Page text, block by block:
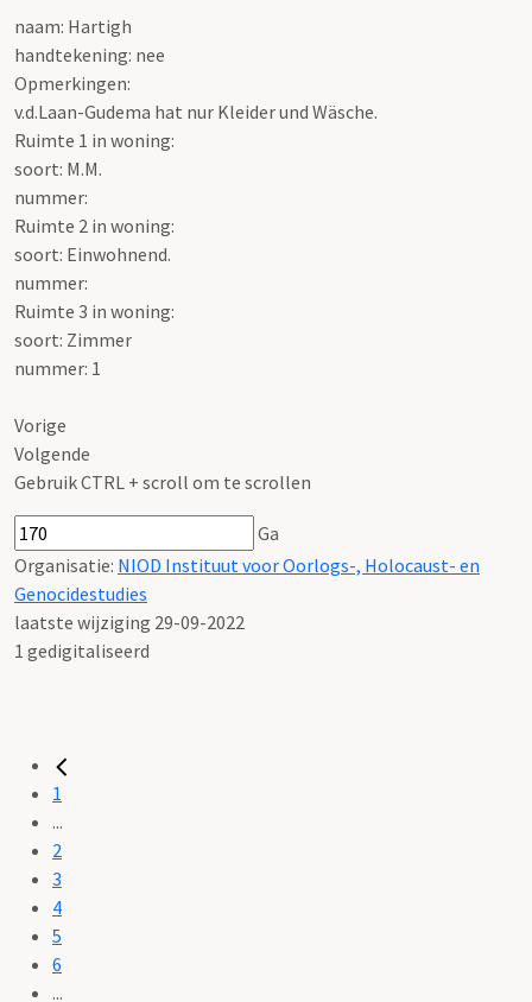
naam: Hartigh
handtekening: nee
Opmerkingen:
v.d.Laan-Gudema hat nur Kleider und Wäsche.
Ruimte 1 in woning:
soort: M.M.
nummer:
Ruimte 2 in woning:
soort: Einwohnend.
nummer:
Ruimte 3 in woning:
soort: Zimmer
nummer: 1
Vorige
Volgende
Gebruik CTRL + scroll om te scrollen
Ga
Organisatie: NIOD Instituut voor Oorlogs-, Holocaust- en
Genocidestudies
laatste wijziging 29-09-2022
1 gedigitaliseerd
1
...
2
3
4
5
6
...